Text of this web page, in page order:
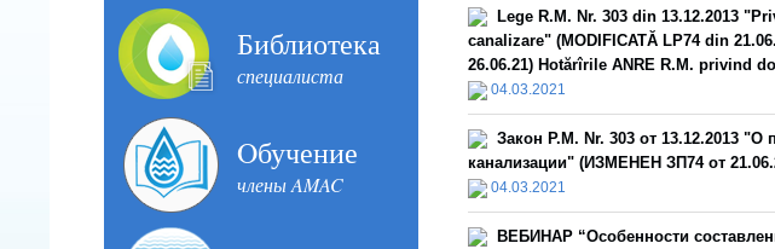
Библиотека
специалиста
Oбучение
члены AMAC
Lege R.M. Nr. 303 din 13.12.2013
canalizare" (MODIFICATĂ LP74 din
26.06.21) Hotărîrile ANRE R.M. privind
04.03.2021
Закон Р.М. Nr. 303 от 13.12.2013 "О
канализации" (ИЗМЕНЕН ЗП74 от
04.03.2021
ВЕБИНАР “Особенности